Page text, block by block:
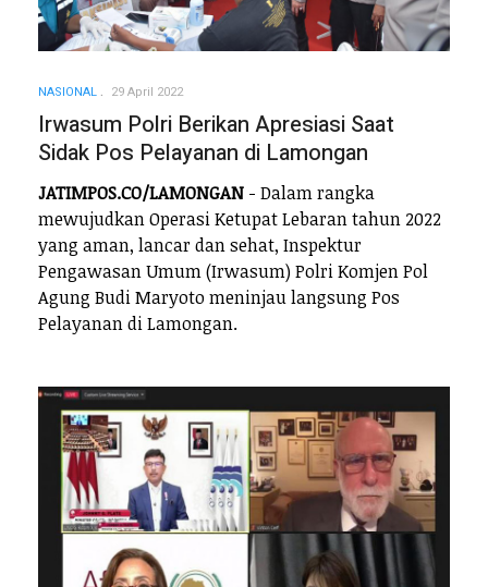
NASIONAL 29 April 2022
Irwasum Polri Berikan Apresiasi Saat
Sidak Pos Pelayanan di Lamongan
JATIMPOS.CO/LAMONGAN - Dalam rangka
mewujudkan Operasi Ketupat Lebaran tahun 2022
yang aman, lancar dan sehat, Inspektur
Pengawasan Umum (Irwasum) Polri Komjen Pol
Agung Budi Maryoto meninjau langsung Pos
Pelayanan di Lamongan.